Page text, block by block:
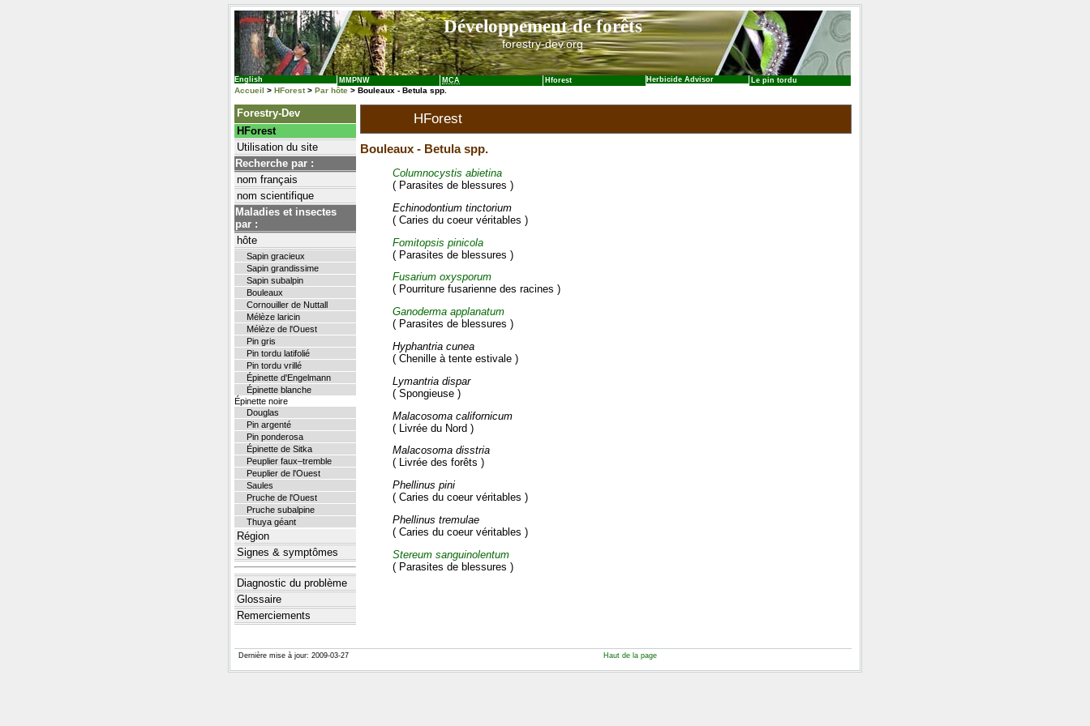
Développement de forêts
forestry-dev.org
English MMPNW MCA Hforest Herbicide Advisor Le pin tordu
Accueil > HForest> Par hôte > Bouleaux - Betula spp.
Forestry-Dev
HForest
Utilisation du site
Recherche par :
nom français
nom scientifique
Maladies et insectes
par :
hôte
Sapin gracieux
Sapin grandissime
Sapin subalpin
Bouleaux
Cornouiller de Nuttall
Mélèze laricin
Mélèze de l'Ouest
Pin gris
Pin tordu latifolié
Pin tordu vrillé
Épinette d'Engelmann
Épinette blanche
Épinette noire
Douglas
Pin argenté
Pin ponderosa
Épinette de Sitka
Peuplier faux–tremble
Peuplier de l'Ouest
Saules
Pruche de l'Ouest
Pruche subalpine
Thuya géant
Région
Signes & symptômes
Diagnostic du problème
Glossaire
Remerciements
HForest
Bouleaux - Betula spp.
Columnocystis abietina
( Parasites de blessures )
Echinodontium tinctorium
( Caries du coeur véritables )
Fomitopsis pinicola
( Parasites de blessures )
Fusarium oxysporum
( Pourriture fusarienne des racines )
Ganoderma applanatum
( Parasites de blessures )
Hyphantria cunea
( Chenille à tente estivale )
Lymantria dispar
( Spongieuse )
Malacosoma californicum
( Livrée du Nord )
Malacosoma disstria
( Livrée des forêts )
Phellinus pini
( Caries du coeur véritables )
Phellinus tremulae
( Caries du coeur véritables )
Stereum sanguinolentum
( Parasites de blessures )
Dernière mise à jour: 2009-03-27 Haut de la page